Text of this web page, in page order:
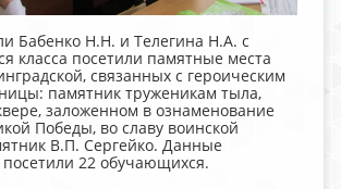
Бабенко Н.Н. и Телегина Н.А. с
класса посетили памятные места
связанных с героическим
памятник труженикам тыла,
заложенном в ознаменование
Победы, во славу воинской
В.П. Сергейко. Данные
22 обучающихся.